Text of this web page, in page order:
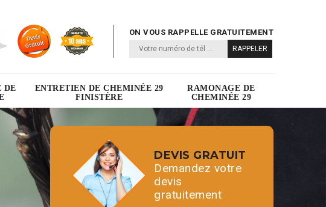
ON VOUS RAPPELLE GRATUITEMENT
DE
ENTRETIEN DE CHEMINÉE 29
FINISTÈRE
RAMONAGE DE
CHEMINÉE 29
DEVIS GRATUIT
Demandez votre
devis
gratuitement